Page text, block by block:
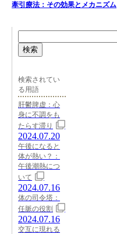
牽引療法：その効果とメカニズム
検索
検索されてい
る用語
肝鬱脾虚：心
身に不調をも
たらす滞り
2024.07.20
午後になると
体が熱い？：
午後潮熱につ
いて
2024.07.16
体の司令塔：
任脈の役割
2024.07.16
交互に現れる